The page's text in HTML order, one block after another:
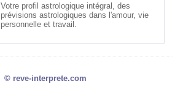
Votre profil astrologique intégral, des
prévisions astrologiques dans l'amour, vie
personnelle et travail.
© reve-interprete.com